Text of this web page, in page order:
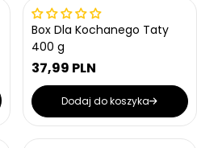
e
g
u
l
a
n
a
Wrażliwe na ciepło
Box Dla Kochanego Taty
400 g
C
e
n
a
37,99 PLN
Dodaj do koszyka